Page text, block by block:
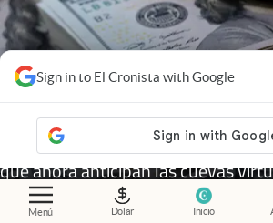
Menú Dolar Inicio
Sign in to El Cronista with Google
Cotizaciones.Atención dólar: este
que ahora anticipan las cuevas